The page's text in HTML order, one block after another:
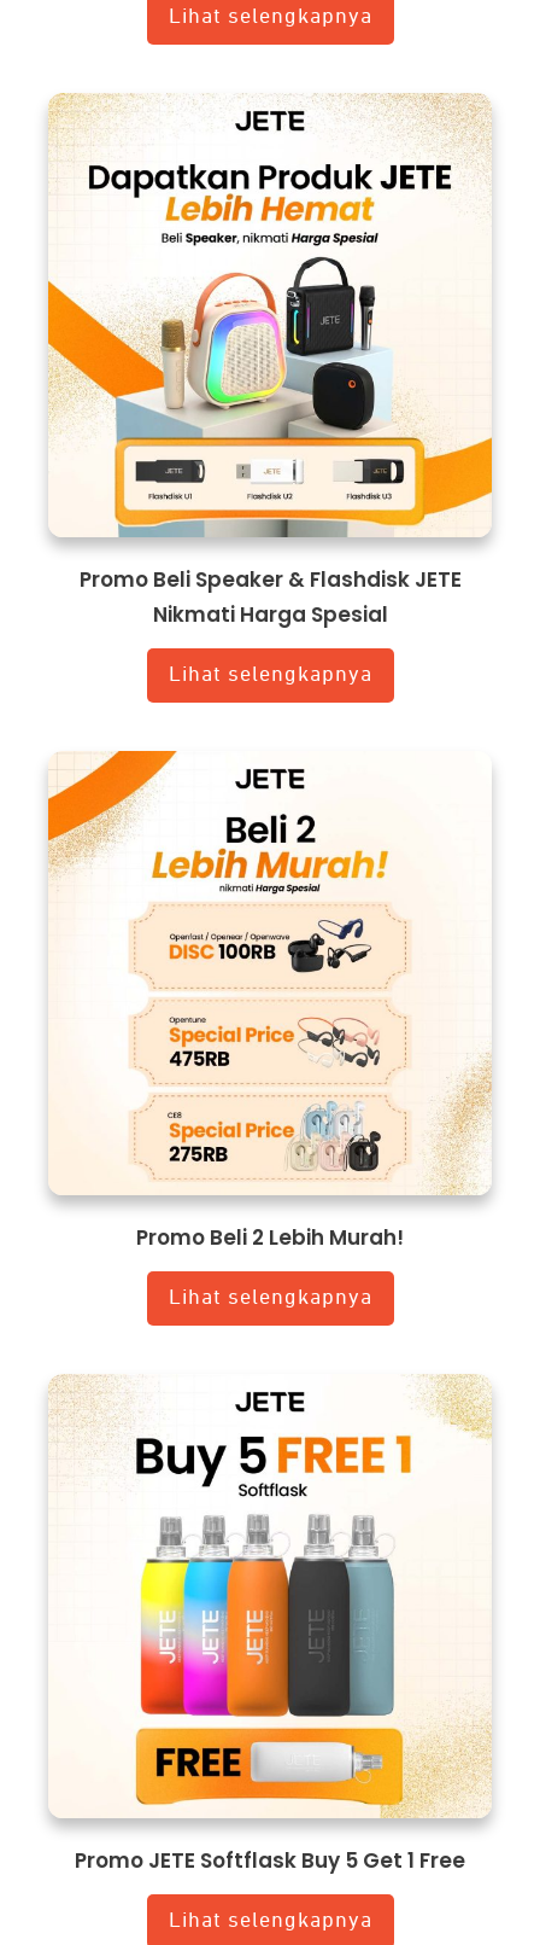
Lihat selengkapnya
Promo Beli Speaker & Flashdisk JETE
Nikmati Harga Spesial
Lihat selengkapnya
Promo Beli 2 Lebih Murah!
Lihat selengkapnya
Promo JETE Softflask Buy 5 Get 1 Free
Lihat selengkapnya